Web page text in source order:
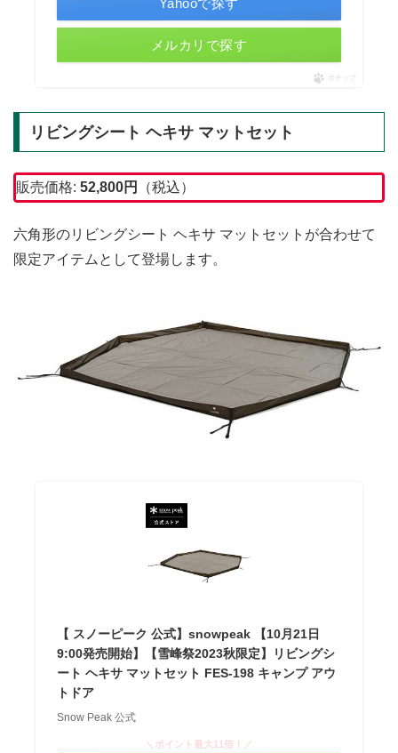
メルカリで探す
ポチップ
リビングシート ヘキサ マットセット
販売価格: 52,800円 （税込）
六角形のリビングシート ヘキサ マットセットが合わせて
限定アイテムとして登場します。
【 スノーピーク 公式】snowpeak 【10月21日
9:00発売開始】【雪峰祭2023秋限定】リビングシ
ート ヘキサ マットセット FES-198 キャンプ アウ
トドア
Snow Peak 公式
＼ポイント最大11倍！／